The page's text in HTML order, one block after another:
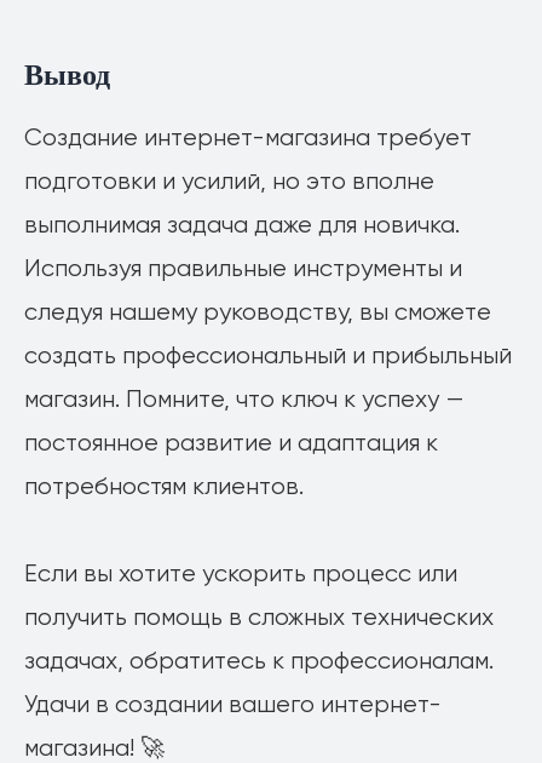
Вывод
Создание интернет-магазина требует
подготовки и усилий, но это вполне
выполнимая задача даже для новичка.
Используя правильные инструменты и
следуя нашему руководству, вы сможете
создать профессиональный и прибыльный
магазин. Помните, что ключ к успеху —
постоянное развитие и адаптация к
потребностям клиентов.
Если вы хотите ускорить процесс или
получить помощь в сложных технических
задачах, обратитесь к профессионалам.
Удачи в создании вашего интернет-
магазина! 🚀